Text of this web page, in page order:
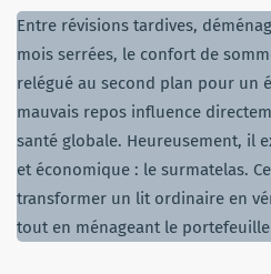
Entre révisions tardives,
mois serrées, le confort de
relégué au second plan pour un
mauvais repos influence
santé globale. Heureusement, il
et économique : le surmatelas.
transformer un lit ordinaire en
tout en ménageant le